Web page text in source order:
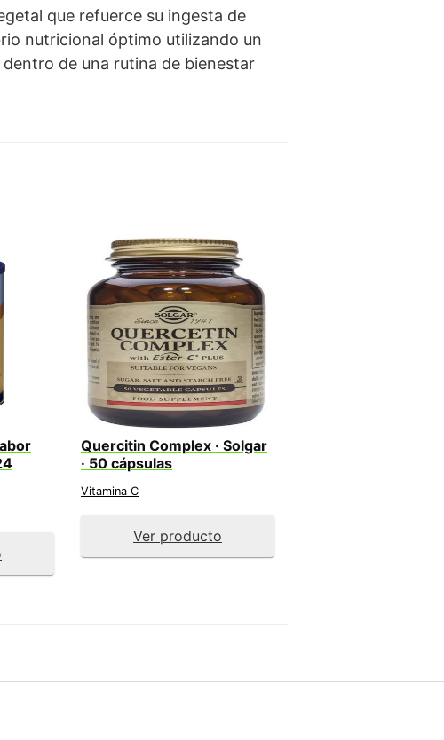
que refuerce su ingesta de
nutricional óptimo utilizando un
de una rutina de bienestar
Quercitin Complex · Solgar
· 50 cápsulas
Vitamina C
Ver producto